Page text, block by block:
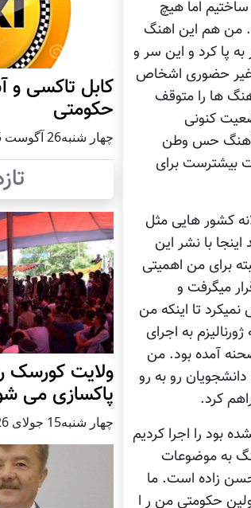
اما هیچ
من هم این اهنگ
پا کرد و این سر و
غیر حضوری اشخاص
ها را متوقف
کنونی
آهنگ حس وطن
بیشترست برای
کشور هایی مثل
با نشر این
برای من اهمیتی
میگرفت و
تا اینکه من
به اجرای
آمده بود. من
رو به رو
کرد.
بود را اجرا کردیم
به موضوعات
حسن زاده است. ما
حکومتی من ر ا
کابل تاکسی و
حکومتی
چهار شنبه26 آگوست 2015
ولایت کورسک
پاکسازی می
چهار شنبه15 جولای 2026